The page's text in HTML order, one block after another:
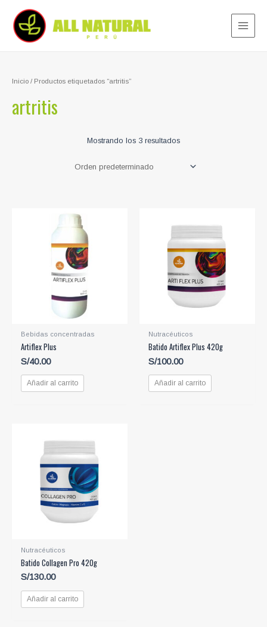
contenido
Main
Inicio / Productos etiquetados “artritis”
artritis
Mostrando los 3 resultados
Bebidas concentradas
Artiflex Plus
S/40.00
Añadir al carrito
Nutracéuticos
Batido Artiflex Plus 420g
S/100.00
Añadir al carrito
Nutracéuticos
Batido Collagen Pro 420g
S/130.00
Añadir al carrito